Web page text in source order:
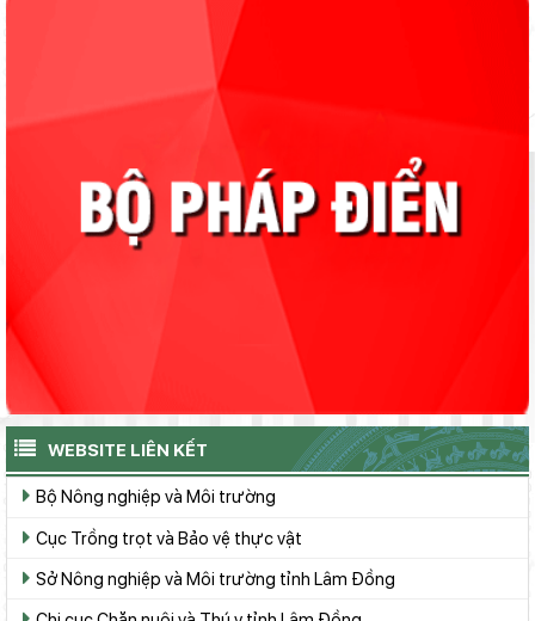
WEBSITE LIÊN KẾT
Bộ Nông nghiệp và Môi trường
Cục Trồng trọt và Bảo vệ thực vật
Sở Nông nghiệp và Môi trường tỉnh Lâm Đồng